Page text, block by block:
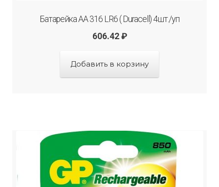
Батарейка АА 316 LR6 ( Duracell) 4шт./уп
606.42 ₽
Добавить в корзину